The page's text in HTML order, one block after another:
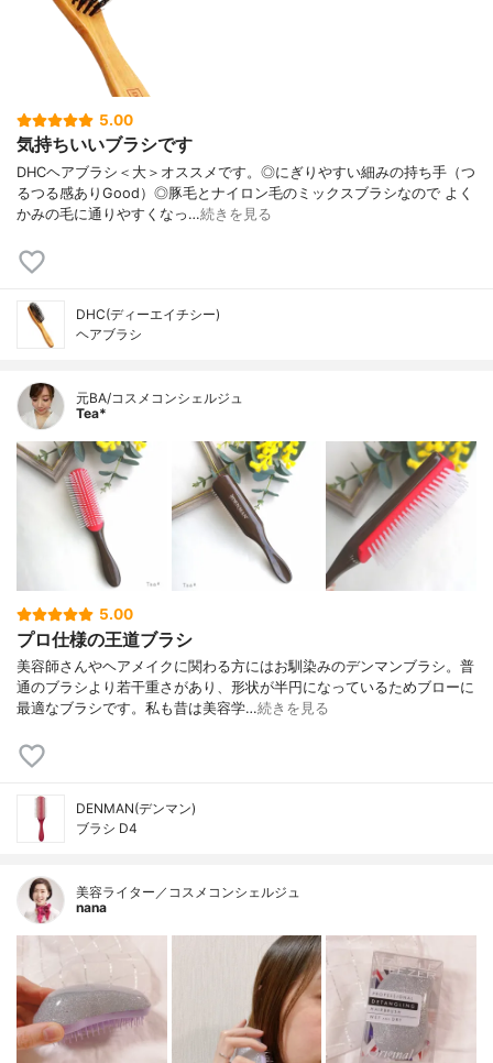
5.00
気持ちいいブラシです
DHCヘアブラシ＜大＞オススメです。◎にぎりやすい細みの持ち手（つ
るつる感ありGood）◎豚毛とナイロン毛のミックスブラシなので よく
かみの毛に通りやすくなっ…続きを見る
DHC(ディーエイチシー)
ヘアブラシ
元BA/コスメコンシェルジュ
Tea*
5.00
プロ仕様の王道ブラシ
美容師さんやヘアメイクに関わる方にはお馴染みのデンマンブラシ。普
通のブラシより若干重さがあり、形状が半円になっているためブローに
最適なブラシです。私も昔は美容学…続きを見る
DENMAN(デンマン)
ブラシ D4
美容ライター／コスメコンシェルジュ
nana